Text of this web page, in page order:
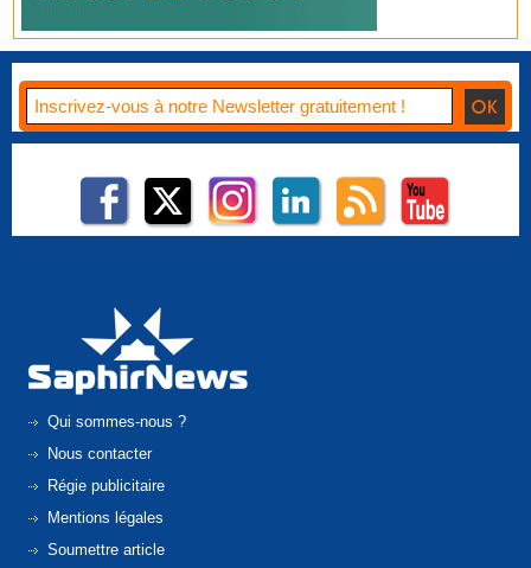
Qui sommes-nous ?
Nous contacter
Régie publicitaire
Mentions légales
Soumettre article